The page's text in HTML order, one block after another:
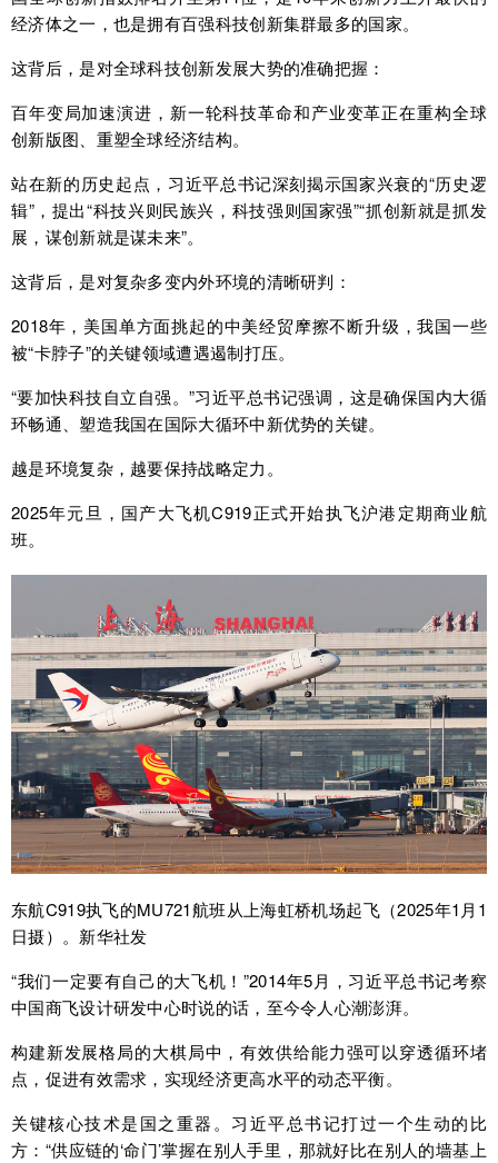
经济体之一，也是拥有百强科技创新集群最多的国家。
这背后，是对全球科技创新发展大势的准确把握：
百年变局加速演进，新一轮科技革命和产业变革正在重构全球
创新版图、重塑全球经济结构。
站在新的历史起点，习近平总书记深刻揭示国家兴衰的“历史逻
辑”，提出“科技兴则民族兴，科技强则国家强”“抓创新就是抓发
展，谋创新就是谋未来”。
这背后，是对复杂多变内外环境的清晰研判：
2018年，美国单方面挑起的中美经贸摩擦不断升级，我国一些
被“卡脖子”的关键领域遭遇遏制打压。
“要加快科技自立自强。”习近平总书记强调，这是确保国内大循
环畅通、塑造我国在国际大循环中新优势的关键。
越是环境复杂，越要保持战略定力。
2025年元旦，国产大飞机C919正式开始执飞沪港定期商业航
班。
东航C919执飞的MU721航班从上海虹桥机场起飞（2025年1月1
日摄）。新华社发
“我们一定要有自己的大飞机！”2014年5月，习近平总书记考察
中国商飞设计研发中心时说的话，至今令人心潮澎湃。
构建新发展格局的大棋局中，有效供给能力强可以穿透循环堵
点，促进有效需求，实现经济更高水平的动态平衡。
关键核心技术是国之重器。习近平总书记打过一个生动的比
方：“供应链的‘命门’掌握在别人手里，那就好比在别人的墙基上